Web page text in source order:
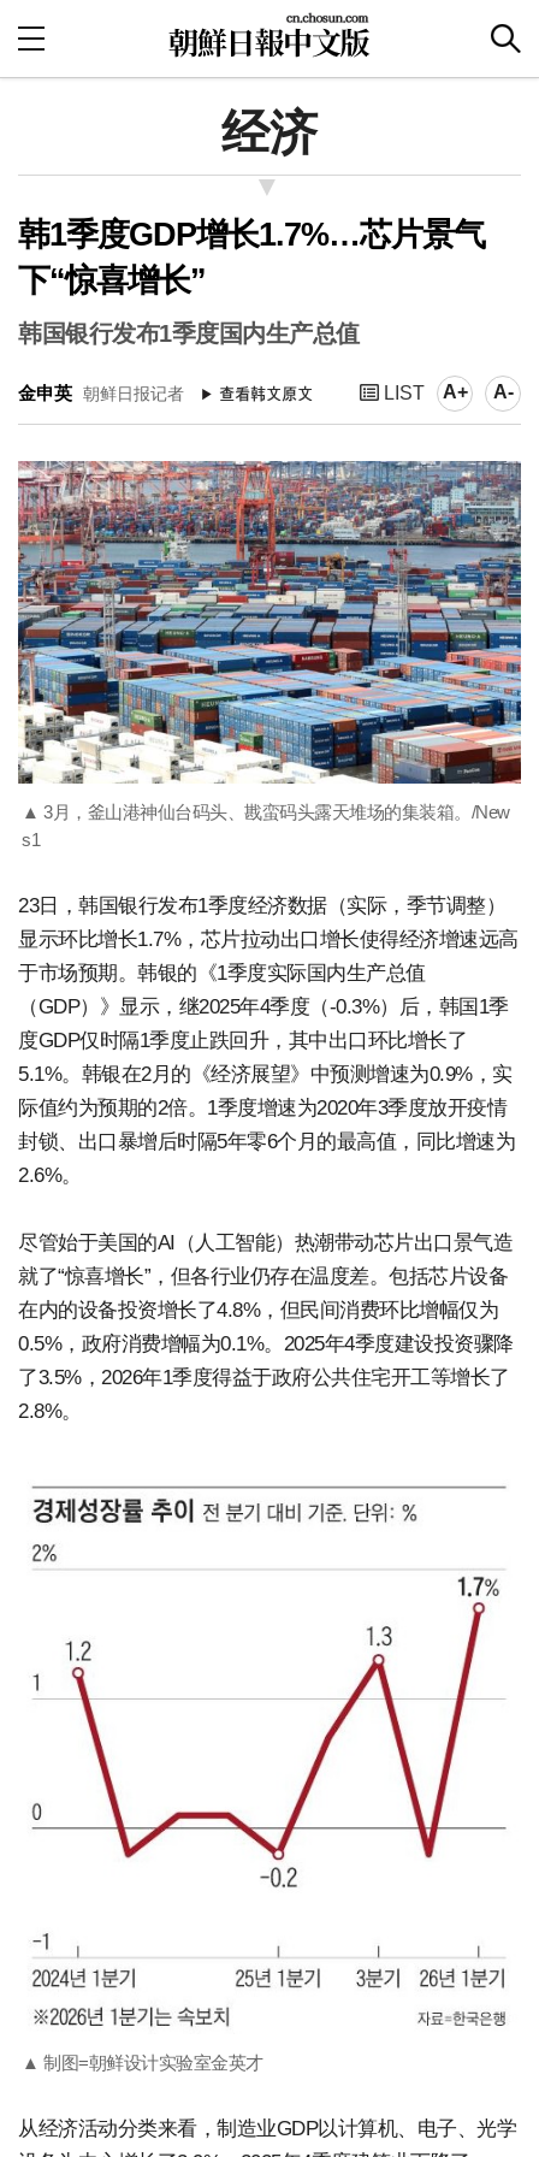
经济
韩1季度GDP增长1.7%…芯片景气
下“惊喜增长”
韩国银行发布1季度国内生产总值
金申英 朝鲜日报记者 LIST A+ A-
▲ 3月，釜山港神仙台码头、戡蛮码头露天堆场的集装箱。/New
s1
23日，韩国银行发布1季度经济数据（实际，季节调整）
显示环比增长1.7%，芯片拉动出口增长使得经济增速远高
于市场预期。韩银的《1季度实际国内生产总值
（GDP）》显示，继2025年4季度（-0.3%）后，韩国1季
度GDP仅时隔1季度止跌回升，其中出口环比增长了
5.1%。韩银在2月的《经济展望》中预测增速为0.9%，实
际值约为预期的2倍。1季度增速为2020年3季度放开疫情
封锁、出口暴增后时隔5年零6个月的最高值，同比增速为
2.6%。
尽管始于美国的AI（人工智能）热潮带动芯片出口景气造
就了“惊喜增长”，但各行业仍存在温度差。包括芯片设备
在内的设备投资增长了4.8%，但民间消费环比增幅仅为
0.5%，政府消费增幅为0.1%。2025年4季度建设投资骤降
了3.5%，2026年1季度得益于政府公共住宅开工等增长了
2.8%。
▲ 制图=朝鲜设计实验室金英才
从经济活动分类来看，制造业GDP以计算机、电子、光学